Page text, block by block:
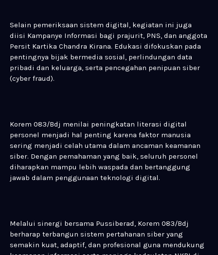
Selain pemeriksaan sistem digital, kegiatan ini juga
diisi Kampanye Informasi bagi prajurit, PNS, dan anggota
Persit Kartika Chandra Kirana. Edukasi difokuskan pada
pentingnya bijak bermedia sosial, perlindungan data
pribadi dan keluarga, serta pencegahan penipuan siber
(cyber fraud).
Korem 083/Bdj menilai peningkatan literasi digital
personel menjadi hal penting karena faktor manusia
sering menjadi celah utama dalam ancaman keamanan
siber. Dengan pemahaman yang baik, seluruh personel
diharapkan mampu lebih waspada dan bertanggung
jawab dalam penggunaan teknologi digital.
Melalui sinergi bersama Pussiberad, Korem 083/Bdj
berharap terbangun sistem pertahanan siber yang
semakin kuat, adaptif, dan profesional guna mendukung